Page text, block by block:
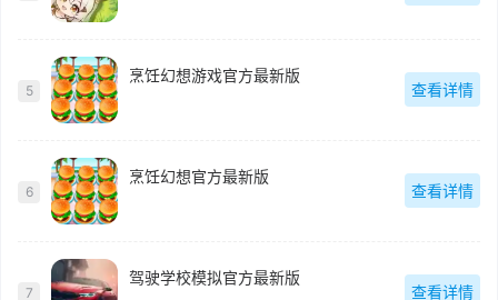
5
烹饪幻想游戏官方最新版
查看详情
6
烹饪幻想官方最新版
查看详情
7
驾驶学校模拟官方最新版
查看详情